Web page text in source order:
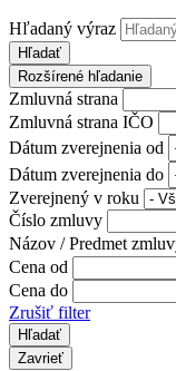
Hľadaný výraz
Hľadať
Rozšírené hľadanie
Zmluvná strana
Zmluvná strana IČO
Dátum zverejnenia od
Dátum zverejnenia do
Zverejnený v roku
Číslo zmluvy
Názov / Predmet
Cena od
Cena do
Zrušiť filter
Zavrieť